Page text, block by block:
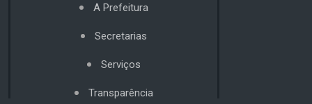
A Prefeitura
Secretarias
Serviços
Transparência